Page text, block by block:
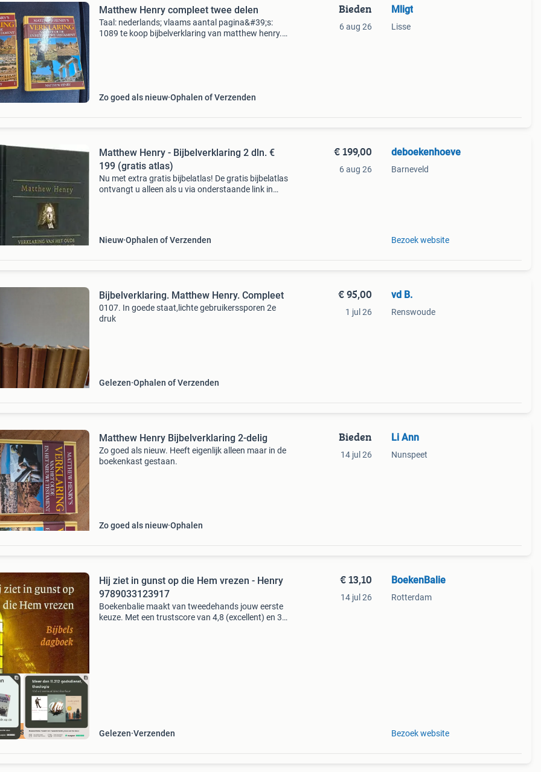
Matthew Henry compleet twee delen
Taal: nederlands; vlaams aantal pagina&#39;s:
1089 te koop bijbelverklaring van matthew henry.
Zo goed als nieuw Ophalen of Verzenden
Bieden
6 aug 26
Mligt
Lisse
Matthew Henry - Bijbelverklaring 2 dln. €
199 (gratis atlas)
Nu met extra gratis bijbelatlas! De gratis bijbelatlas
ontvangt u alleen als u via onderstaande link in
Nieuw Ophalen of Verzenden
€ 199,00
6 aug 26
deboekenhoeve
Barneveld
Bezoek website
Bijbelverklaring. Matthew Henry. Compleet
0107. In goede staat,lichte gebruikerssporen 2e
druk
Gelezen Ophalen of Verzenden
€ 95,00
1 jul 26
vd B.
Renswoude
Matthew Henry Bijbelverklaring 2-delig
Zo goed als nieuw. Heeft eigenlijk alleen maar in de
boekenkast gestaan.
Zo goed als nieuw Ophalen
Bieden
14 jul 26
Li Ann
Nunspeet
prijs
Hij ziet in gunst op die Hem vrezen - Henry
9789033123917
Boekenbalie maakt van tweedehands jouw eerste
keuze. Met een trustscore van 4,8 (excellent) en 30
Gelezen Verzenden
€ 13,10
14 jul 26
BoekenBalie
Rotterdam
Bezoek website